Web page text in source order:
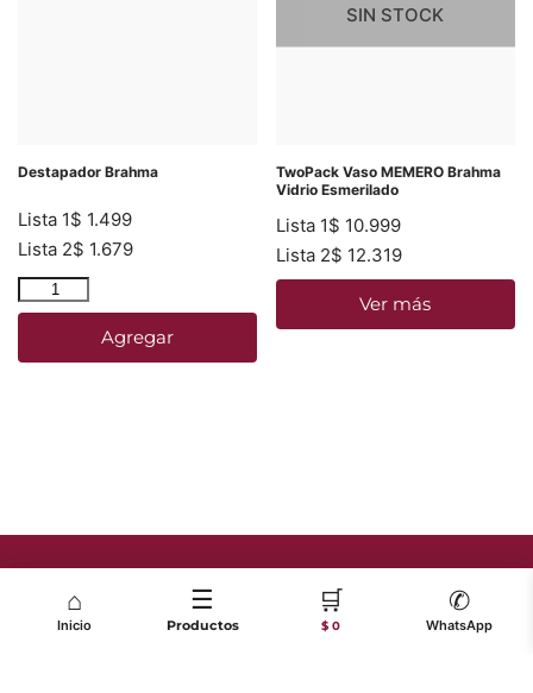
Destapador Brahma
Lista 1$ 1.499
Lista 2$ 1.679
Agregar
SIN STOCK
TwoPack Vaso MEMERO Brahma
Vidrio Esmerilado
Lista 1$ 10.999
Lista 2$ 12.319
Ver más
⌂
Inicio
☰
Productos
🛒
$ 0
✆
WhatsApp